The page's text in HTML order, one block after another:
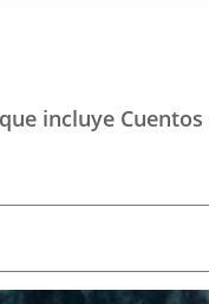
incluye